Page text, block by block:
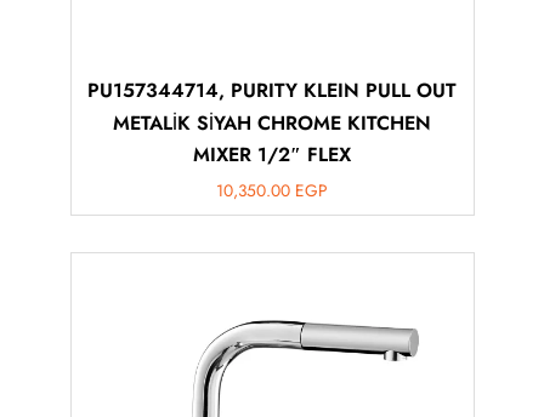
PU157344714, PURITY KLEIN PULL OUT
METALİK SİYAH CHROME KITCHEN
MIXER 1/2″ FLEX
10,350.00 EGP